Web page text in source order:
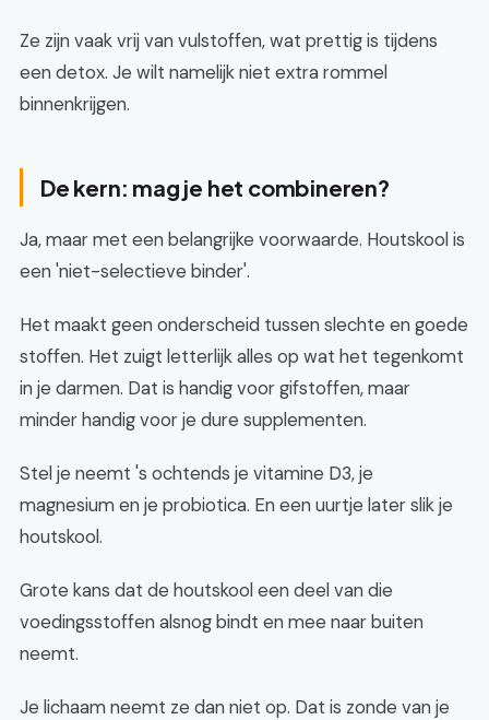
Ze zijn vaak vrij van vulstoffen, wat prettig is tijdens
een detox. Je wilt namelijk niet extra rommel
binnenkrijgen.
De kern: mag je het combineren?
Ja, maar met een belangrijke voorwaarde. Houtskool is
een 'niet-selectieve binder'.
Het maakt geen onderscheid tussen slechte en goede
stoffen. Het zuigt letterlijk alles op wat het tegenkomt
in je darmen. Dat is handig voor gifstoffen, maar
minder handig voor je dure supplementen.
Stel je neemt 's ochtends je vitamine D3, je
magnesium en je probiotica. En een uurtje later slik je
houtskool.
Grote kans dat de houtskool een deel van die
voedingsstoffen alsnog bindt en mee naar buiten
neemt.
Je lichaam neemt ze dan niet op. Dat is zonde van je